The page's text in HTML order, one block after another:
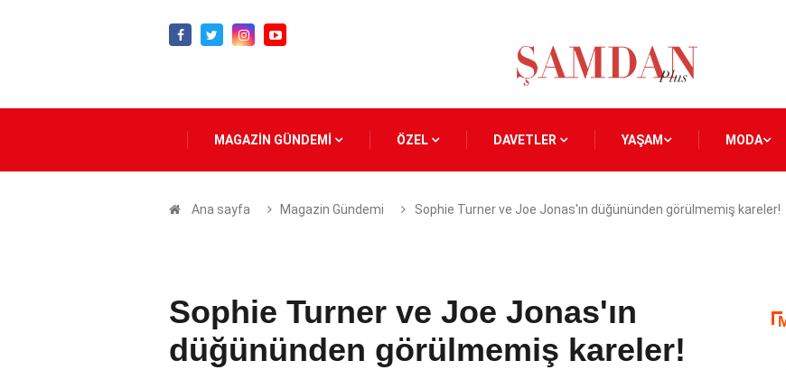
MAGAZİN GÜNDEMİ ÖZEL DAVETLER YAŞAM MODA
Ana sayfa Magazin Gündemi Sophie Turner ve Joe Jonas'ın düğününden görülmemiş kareler!
Sophie Turner ve Joe Jonas'ın
düğününden görülmemiş kareler!